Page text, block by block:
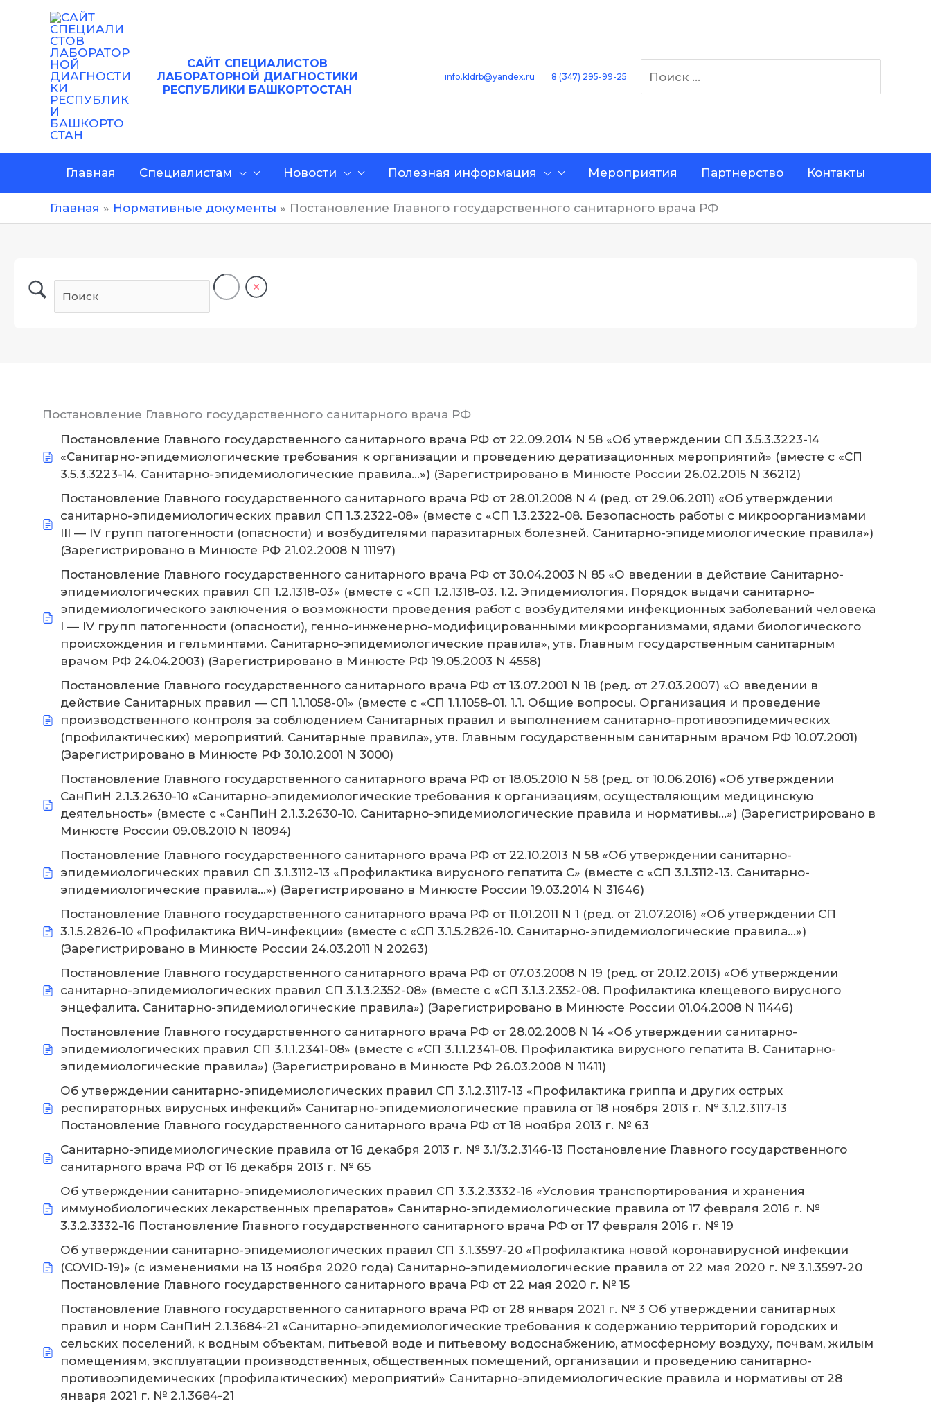
Перейти
содержимому
САЙТ СПЕЦИАЛИСТОВ
ЛАБОРАТОРНОЙ ДИАГНОСТИКИ
РЕСПУБЛИКИ БАШКОРТОСТАН
info.kldrb@yandex.ru 8 (347) 295-99-25
Главная Специалистам Новости Полезная информация Мероприятия Партнерство Контакты
Главная Нормативные документы Постановление Главного государственного санитарного врача РФ
Постановление Главного государственного санитарного врача РФ
Постановление Главного государственного санитарного врача РФ от 22.09.2014 N 58 «Об утверждении СП 3.5.3.3223-14
«Санитарно-эпидемиологические требования к организации и проведению дератизационных мероприятий» (вместе с «СП
3.5.3.3223-14. Санитарно-эпидемиологические правила…») (Зарегистрировано в Минюсте России 26.02.2015 N 36212)
Постановление Главного государственного санитарного врача РФ от 28.01.2008 N 4 (ред. от 29.06.2011) «Об утверждении
санитарно-эпидемиологических правил СП 1.3.2322-08» (вместе с «СП 1.3.2322-08. Безопасность работы с микроорганизмами
III — IV групп патогенности (опасности) и возбудителями паразитарных болезней. Санитарно-эпидемиологические правила»)
(Зарегистрировано в Минюсте РФ 21.02.2008 N 11197)
Постановление Главного государственного санитарного врача РФ от 30.04.2003 N 85 «О введении в действие Санитарно-
эпидемиологических правил СП 1.2.1318-03» (вместе с «СП 1.2.1318-03. 1.2. Эпидемиология. Порядок выдачи санитарно-
эпидемиологического заключения о возможности проведения работ с возбудителями инфекционных заболеваний человека
I — IV групп патогенности (опасности), генно-инженерно-модифицированными микроорганизмами, ядами биологического
происхождения и гельминтами. Санитарно-эпидемиологические правила», утв. Главным государственным санитарным
врачом РФ 24.04.2003) (Зарегистрировано в Минюсте РФ 19.05.2003 N 4558)
Постановление Главного государственного санитарного врача РФ от 13.07.2001 N 18 (ред. от 27.03.2007) «О введении в
действие Санитарных правил — СП 1.1.1058-01» (вместе с «СП 1.1.1058-01. 1.1. Общие вопросы. Организация и проведение
производственного контроля за соблюдением Санитарных правил и выполнением санитарно-противоэпидемических
(профилактических) мероприятий. Санитарные правила», утв. Главным государственным санитарным врачом РФ 10.07.2001)
(Зарегистрировано в Минюсте РФ 30.10.2001 N 3000)
Постановление Главного государственного санитарного врача РФ от 18.05.2010 N 58 (ред. от 10.06.2016) «Об утверждении
СанПиН 2.1.3.2630-10 «Санитарно-эпидемиологические требования к организациям, осуществляющим медицинскую
деятельность» (вместе с «СанПиН 2.1.3.2630-10. Санитарно-эпидемиологические правила и нормативы…») (Зарегистрировано в
Минюсте России 09.08.2010 N 18094)
Постановление Главного государственного санитарного врача РФ от 22.10.2013 N 58 «Об утверждении санитарно-
эпидемиологических правил СП 3.1.3112-13 «Профилактика вирусного гепатита C» (вместе с «СП 3.1.3112-13. Санитарно-
эпидемиологические правила…») (Зарегистрировано в Минюсте России 19.03.2014 N 31646)
Постановление Главного государственного санитарного врача РФ от 11.01.2011 N 1 (ред. от 21.07.2016) «Об утверждении СП
3.1.5.2826-10 «Профилактика ВИЧ-инфекции» (вместе с «СП 3.1.5.2826-10. Санитарно-эпидемиологические правила…»)
(Зарегистрировано в Минюсте России 24.03.2011 N 20263)
Постановление Главного государственного санитарного врача РФ от 07.03.2008 N 19 (ред. от 20.12.2013) «Об утверждении
санитарно-эпидемиологических правил СП 3.1.3.2352-08» (вместе с «СП 3.1.3.2352-08. Профилактика клещевого вирусного
энцефалита. Санитарно-эпидемиологические правила») (Зарегистрировано в Минюсте России 01.04.2008 N 11446)
Постановление Главного государственного санитарного врача РФ от 28.02.2008 N 14 «Об утверждении санитарно-
эпидемиологических правил СП 3.1.1.2341-08» (вместе с «СП 3.1.1.2341-08. Профилактика вирусного гепатита B. Санитарно-
эпидемиологические правила») (Зарегистрировано в Минюсте РФ 26.03.2008 N 11411)
Об утверждении санитарно-эпидемиологических правил СП 3.1.2.3117-13 «Профилактика гриппа и других острых
респираторных вирусных инфекций» Санитарно-эпидемиологические правила от 18 ноября 2013 г. № 3.1.2.3117-13
Постановление Главного государственного санитарного врача РФ от 18 ноября 2013 г. № 63
Санитарно-эпидемиологические правила от 16 декабря 2013 г. № 3.1/3.2.3146-13 Постановление Главного государственного
санитарного врача РФ от 16 декабря 2013 г. № 65
Об утверждении санитарно-эпидемиологических правил СП 3.3.2.3332-16 «Условия транспортирования и хранения
иммунобиологических лекарственных препаратов» Санитарно-эпидемиологические правила от 17 февраля 2016 г. №
3.3.2.3332-16 Постановление Главного государственного санитарного врача РФ от 17 февраля 2016 г. № 19
Об утверждении санитарно-эпидемиологических правил СП 3.1.3597-20 «Профилактика новой коронавирусной инфекции
(COVID-19)» (с изменениями на 13 ноября 2020 года) Санитарно-эпидемиологические правила от 22 мая 2020 г. № 3.1.3597-20
Постановление Главного государственного санитарного врача РФ от 22 мая 2020 г. № 15
Постановление Главного государственного санитарного врача РФ от 28 января 2021 г. № 3 Об утверждении санитарных
правил и норм СанПиН 2.1.3684-21 «Санитарно-эпидемиологические требования к содержанию территорий городских и
сельских поселений, к водным объектам, питьевой воде и питьевому водоснабжению, атмосферному воздуху, почвам, жилым
помещениям, эксплуатации производственных, общественных помещений, организации и проведению санитарно-
противоэпидемических (профилактических) мероприятий» Санитарно-эпидемиологические правила и нормативы от 28
января 2021 г. № 2.1.3684-21